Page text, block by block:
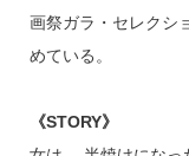
画祭ガラ・セレクシ
めている。
《STORY》